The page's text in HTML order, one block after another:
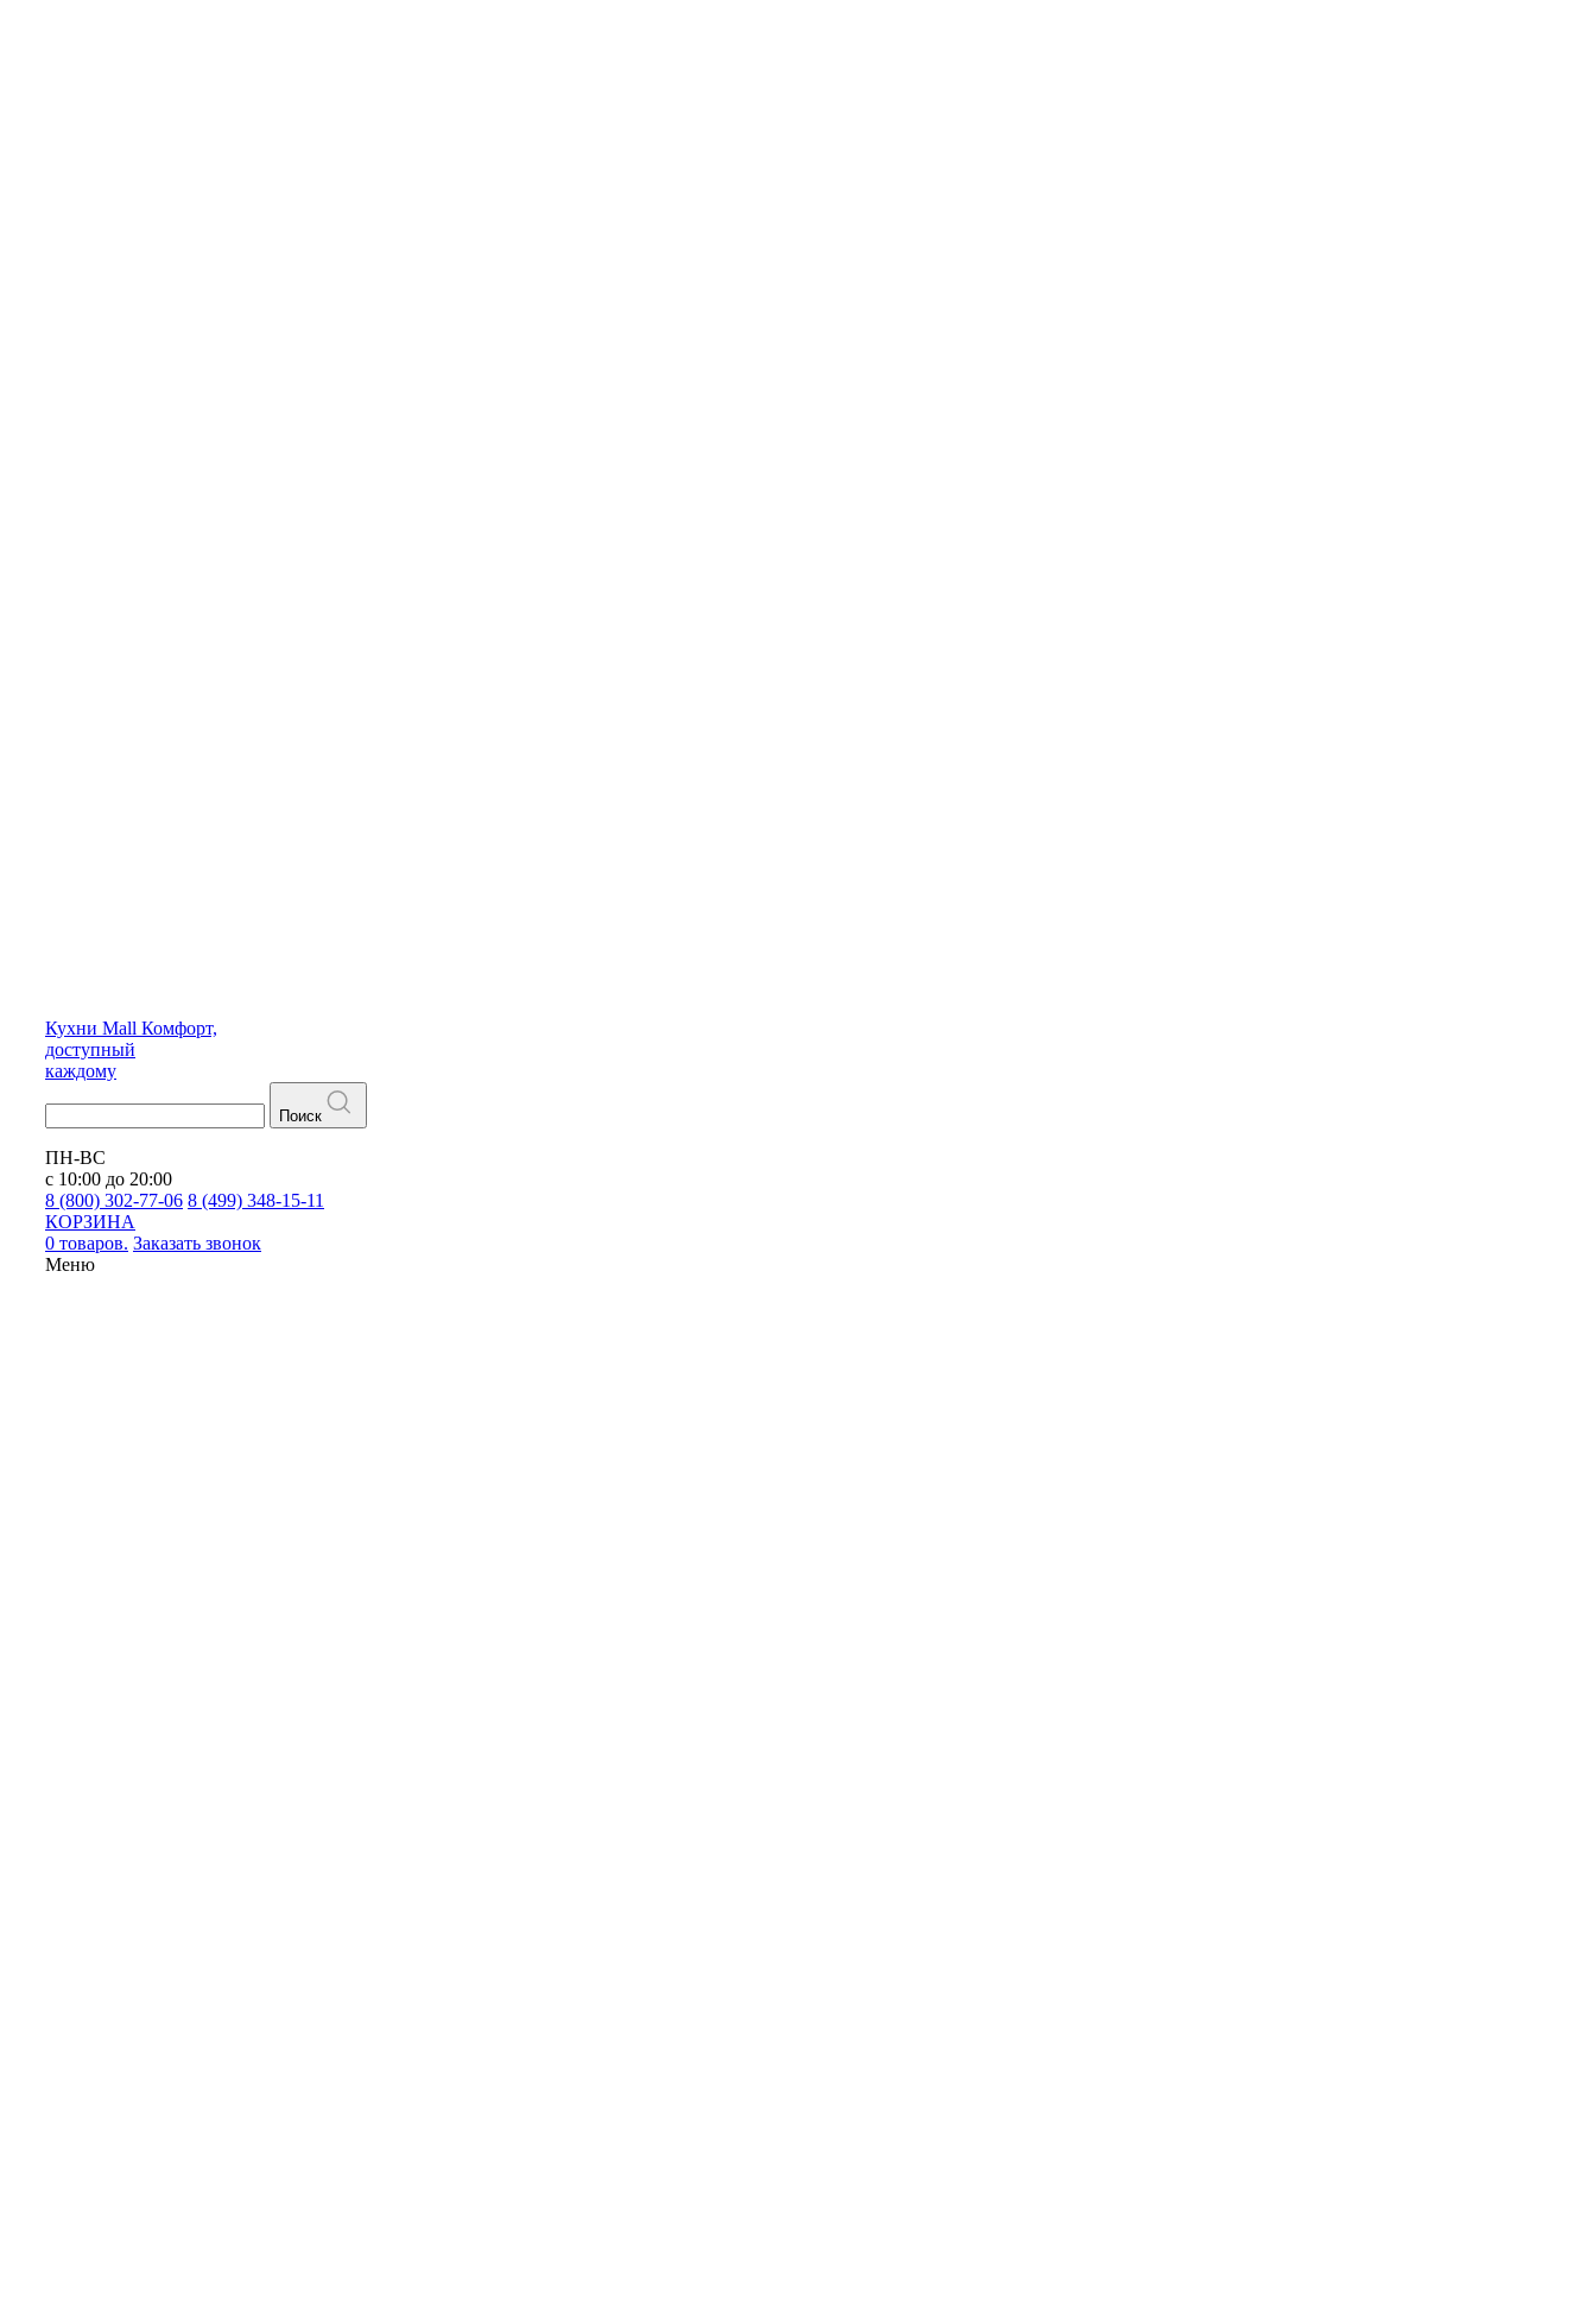
Кухни Mall Комфорт,
доступный
каждому
Поиск
ПН-ВС
с 10:00 до 20:00
8 (800) 302-77-06 8 (499) 348-15-11
КОРЗИНА
0 товаров. Заказать звонок
Меню